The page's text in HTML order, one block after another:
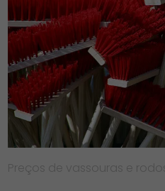
Preços de vassouras e rodos